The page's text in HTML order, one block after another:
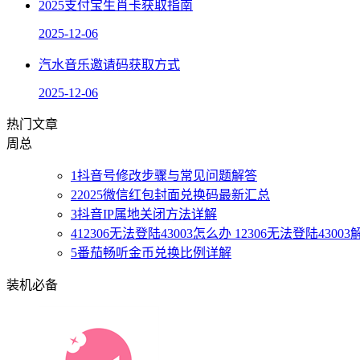
2025支付宝生肖卡获取指南
2025-12-06
汽水音乐邀请码获取方式
2025-12-06
热门文章
周 总
1抖音号修改步骤与常见问题解答
22025微信红包封面兑换码最新汇总
3抖音IP属地关闭方法详解
412306无法登陆43003怎么办 12306无法登陆43003
5番茄畅听金币兑换比例详解
装机必备